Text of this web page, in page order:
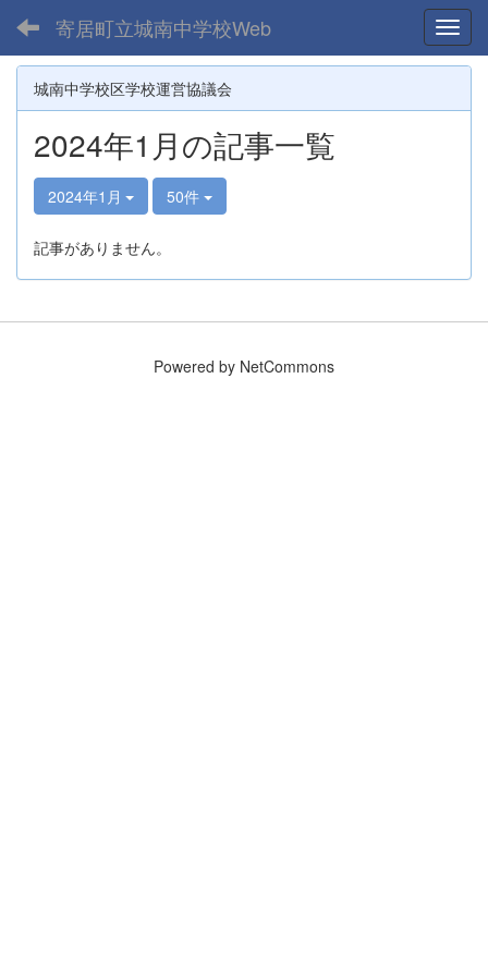
寄居町立城南中学校Web
城南中学校区学校運営協議会
2024年1月の記事一覧
2024年1月 50件
記事がありません。
Powered by NetCommons